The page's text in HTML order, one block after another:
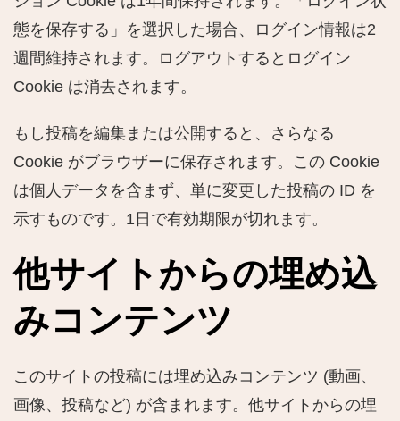
態を保存する」を選択した場合、ログイン情報は2
週間維持されます。ログアウトするとログイン
Cookie は消去されます。
もし投稿を編集または公開すると、さらなる
Cookie がブラウザーに保存されます。この Cookie
は個人データを含まず、単に変更した投稿の ID を
示すものです。1日で有効期限が切れます。
他サイトからの埋め込
みコンテンツ
このサイトの投稿には埋め込みコンテンツ (動画、
画像、投稿など) が含まれます。他サイトからの埋